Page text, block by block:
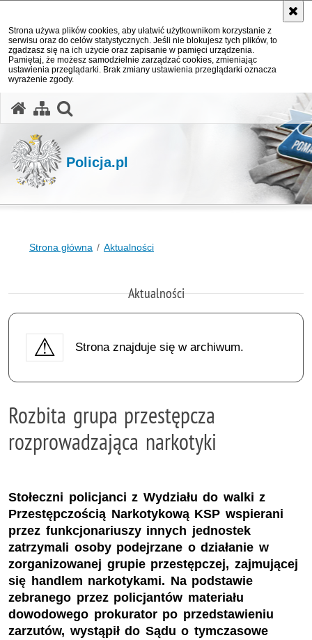
Strona używa plików cookies, aby ułatwić użytkownikom korzystanie z
serwisu oraz do celów statystycznych. Jeśli nie blokujesz tych plików, to
zgadzasz się na ich użycie oraz zapisanie w pamięci urządzenia.
Pamiętaj, że możesz samodzielnie zarządzać cookies, zmieniając
ustawienia przeglądarki. Brak zmiany ustawienia przeglądarki oznacza
wyrażenie zgody.
Policja.pl
Strona główna Aktualności
Aktualności
Strona znajduje się w archiwum.
Rozbita grupa przestępcza
rozprowadzająca narkotyki
Stołeczni policjanci z Wydziału do walki z
Przestępczością Narkotykową KSP wspierani
przez funkcjonariuszy innych jednostek
zatrzymali osoby podejrzane o działanie w
zorganizowanej grupie przestępczej, zajmującej
się handlem narkotykami. Na podstawie
zebranego przez policjantów materiału
dowodowego prokurator po przedstawieniu
zarzutów, wystąpił do Sądu o tymczasowe